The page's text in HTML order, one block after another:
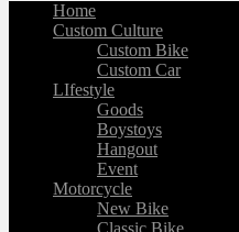
Home
Custom Culture
Custom Bike
Custom Car
LIfestyle
Goods
Boystoys
Hangout
Event
Motorcycle
New Bike
Classic Bike